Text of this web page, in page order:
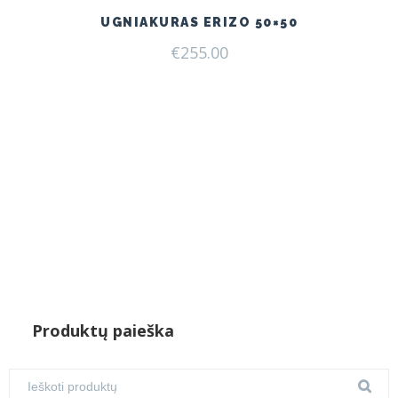
UGNIAKURAS ERIZO 50×50
€255.00
Produktų paieška